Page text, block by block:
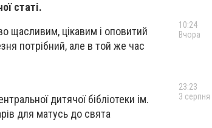
статі.
щасливим, цікавим і оповитий
потрібний, але в той же час
дитячої бібліотеки ім.
для матусь до свята
10:24
Вчора
23:23
3 серпня